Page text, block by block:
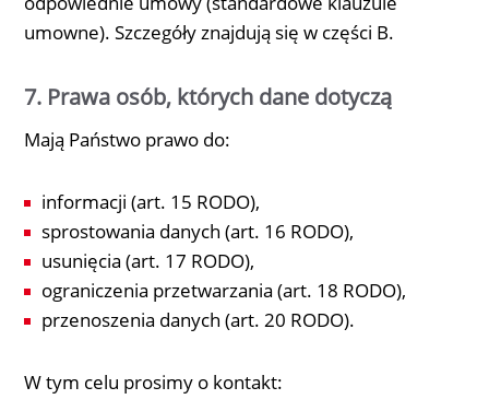
umowne). Szczegóły znajdują się w części B.
7. Prawa osób, których dane dotyczą
Mają Państwo prawo do:
informacji (art. 15 RODO),
sprostowania danych (art. 16 RODO),
usunięcia (art. 17 RODO),
ograniczenia przetwarzania (art. 18 RODO),
przenoszenia danych (art. 20 RODO).
W tym celu prosimy o kontakt: